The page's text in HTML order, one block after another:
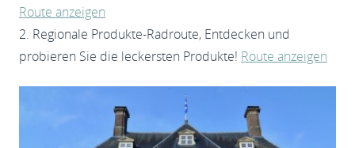
Route anzeigen
2. Regionale Produkte-Radroute, Entdecken und
probieren Sie die leckersten Produkte! Route anzeigen